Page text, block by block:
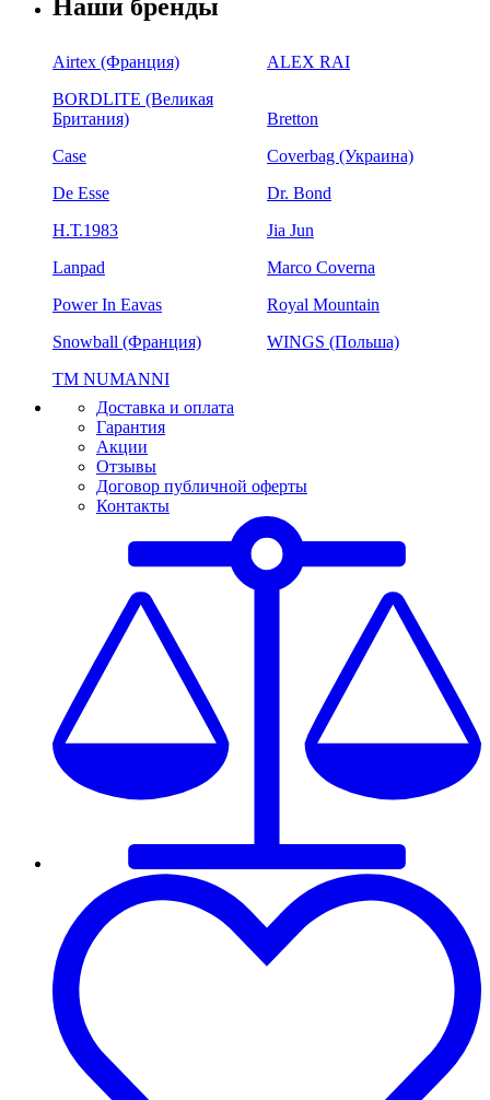
Наши бренды
Airtex (Франция)
ALEX RAI
BORDLITE (Великая
Британия)
Bretton
Case
Coverbag (Украина)
De Esse
Dr. Bond
H.Т.1983
Jia Jun
Lanpad
Marco Coverna
Power In Eavas
Royal Mountain
Snowball (Франция)
WINGS (Польша)
ТМ NUMANNI
Доставка и оплата
Гарантия
Акции
Отзывы
Договор публичной оферты
Контакты